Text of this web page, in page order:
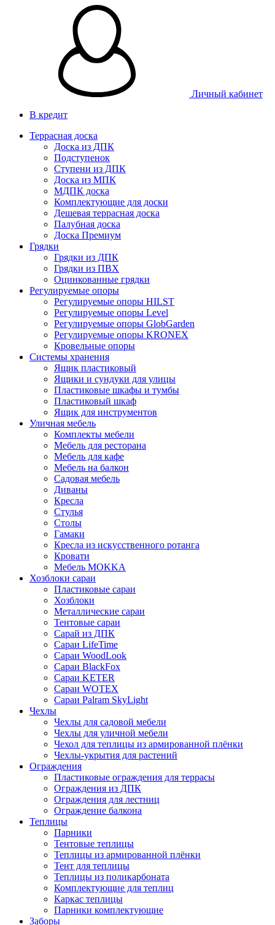
Личный кабинет
В кредит
Террасная доска
Доска из ДПК
Подступенок
Ступени из ДПК
Доска из МПК
МДПК доска
Комплектующие для доски
Дешевая террасная доска
Палубная доска
Доска Премиум
Грядки
Грядки из ДПК
Грядки из ПВХ
Оцинкованные грядки
Регулируемые опоры
Регулируемые опоры HILST
Регулируемые опоры Level
Регулируемые опоры GlobGarden
Регулируемые опоры KRONEX
Кровельные опоры
Системы хранения
Ящик пластиковый
Ящики и сундуки для улицы
Пластиковые шкафы и тумбы
Пластиковый шкаф
Ящик для инструментов
Уличная мебель
Комплекты мебели
Мебель для ресторана
Мебель для кафе
Мебель на балкон
Садовая мебель
Диваны
Кресла
Стулья
Столы
Гамаки
Кресла из искусственного ротанга
Кровати
Мебель MOKKA
Хозблоки сараи
Пластиковые сараи
Хозблоки
Металлические сараи
Тентовые сараи
Сарай из ДПК
Cараи LifeTime
Cараи WoodLook
Сараи BlackFox
Сараи KETER
Сараи WOTEX
Сараи Palram SkyLight
Чехлы
Чехлы для садовой мебели
Чехлы для уличной мебели
Чехол для теплицы из армированной плёнки
Чехлы-укрытия для растений
Ограждения
Пластиковые ограждения для террасы
Ограждения из ДПК
Ограждения для лестниц
Ограждение балкона
Теплицы
Парники
Тентовые теплицы
Теплицы из армированной плёнки
Тент для теплицы
Теплицы из поликарбоната
Комплектующие для теплиц
Каркас теплицы
Парники комплектующие
Заборы